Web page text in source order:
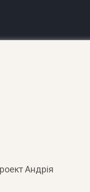
Андрія